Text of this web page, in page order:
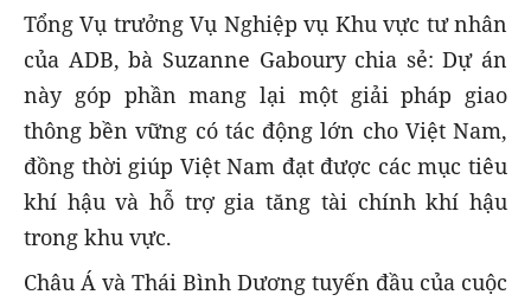
Tổng Vụ trưởng Vụ Nghiệp vụ Khu vực tư nhân
của ADB, bà Suzanne Gaboury chia sẻ: Dự án
này góp phần mang lại một giải pháp giao
thông bền vững có tác động lớn cho Việt Nam,
đồng thời giúp Việt Nam đạt được các mục tiêu
khí hậu và hỗ trợ gia tăng tài chính khí hậu
trong khu vực.
Châu Á và Thái Bình Dương tuyến đầu của cuộc